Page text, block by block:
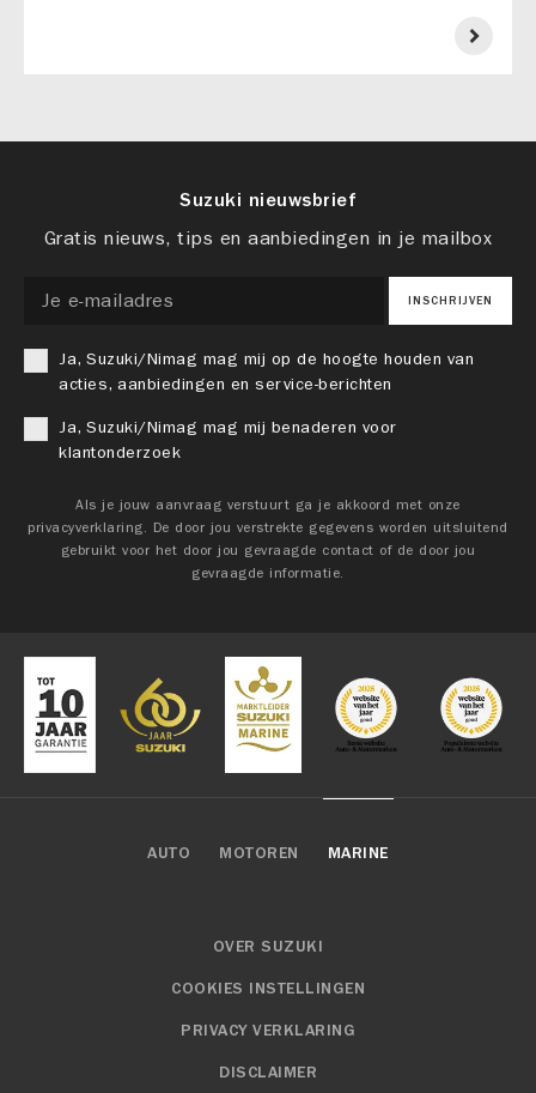
Suzuki nieuwsbrief
Gratis nieuws, tips en aanbiedingen in je mailbox
INSCHRIJVEN
Ja, Suzuki/Nimag mag mij op de hoogte houden van
acties, aanbiedingen en service-berichten
Ja, Suzuki/Nimag mag mij benaderen voor
klantonderzoek
Als je jouw aanvraag verstuurt ga je akkoord met onze
privacyverklaring. De door jou verstrekte gegevens worden uitsluitend
gebruikt voor het door jou gevraagde contact of de door jou
gevraagde informatie.
AUTO MOTOREN MARINE
OVER SUZUKI
COOKIES INSTELLINGEN
PRIVACY VERKLARING
DISCLAIMER